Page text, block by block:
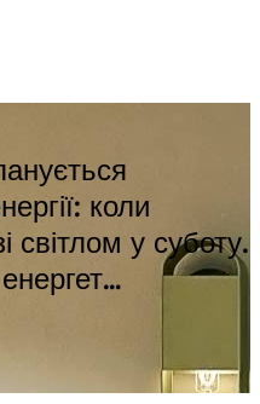
коли
світлом у суботу.